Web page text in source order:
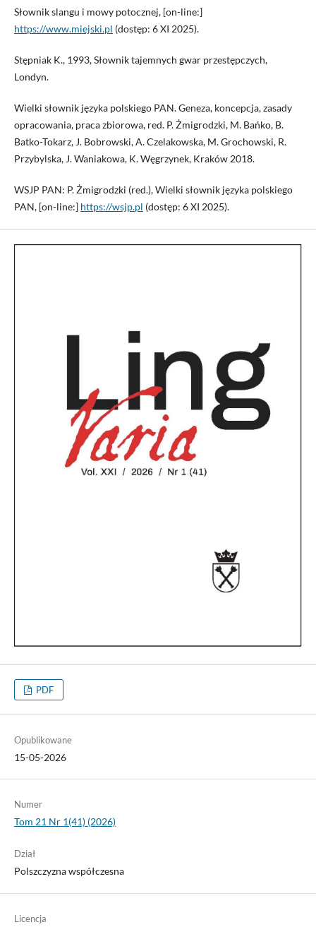
Słownik slangu i mowy potocznej, [on-line:]
https://www.miejski.pl (dostęp: 6 XI 2025).
Stępniak K., 1993, Słownik tajemnych gwar przestępczych,
Londyn.
Wielki słownik języka polskiego PAN. Geneza, koncepcja, zasady
opracowania, praca zbiorowa, red. P. Żmigrodzki, M. Bańko, B.
Batko-Tokarz, J. Bobrowski, A. Czelakowska, M. Grochowski, R.
Przybylska, J. Waniakowa, K. Węgrzynek, Kraków 2018.
WSJP PAN: P. Żmigrodzki (red.), Wielki słownik języka polskiego
PAN, [on-line:] https://wsjp.pl (dostęp: 6 XI 2025).
PDF
Opublikowane
15-05-2026
Numer
Tom 21 Nr 1(41) (2026)
Dział
Polszczyzna współczesna
Licencja